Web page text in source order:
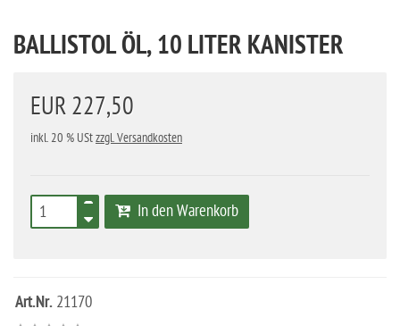
BALLISTOL ÖL, 10 LITER KANISTER
EUR 227,50
inkl. 20 % UStzzgl. Versandkosten
In den Warenkorb
Art.Nr. 21170